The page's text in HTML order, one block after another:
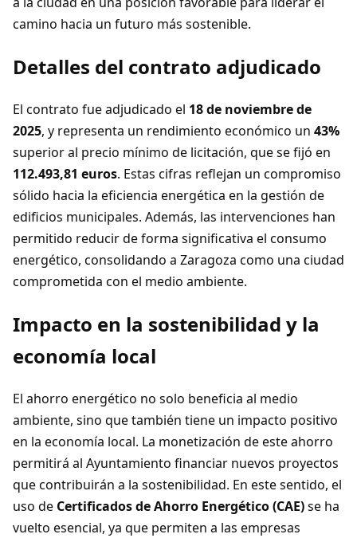
camino hacia un futuro más sostenible.
Detalles del contrato adjudicado
El contrato fue adjudicado el 18 de noviembre de
2025, y representa un rendimiento económico un 43%
superior al precio mínimo de licitación, que se fijó en
112.493,81 euros. Estas cifras reflejan un compromiso
sólido hacia la eficiencia energética en la gestión de
edificios municipales. Además, las intervenciones han
permitido reducir de forma significativa el consumo
energético, consolidando a Zaragoza como una ciudad
comprometida con el medio ambiente.
Impacto en la sostenibilidad y la
economía local
El ahorro energético no solo beneficia al medio
ambiente, sino que también tiene un impacto positivo
en la economía local. La monetización de este ahorro
permitirá al Ayuntamiento financiar nuevos proyectos
que contribuirán a la sostenibilidad. En este sentido, el
uso de Certificados de Ahorro Energético (CAE)se ha
vuelto esencial, ya que permiten a las empresas